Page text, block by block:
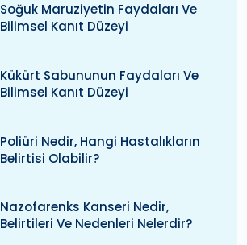
Soğuk Maruziyetin Faydaları Ve
Bilimsel Kanıt Düzeyi
Kükürt Sabununun Faydaları Ve
Bilimsel Kanıt Düzeyi
Poliüri Nedir, Hangi Hastalıkların
Belirtisi Olabilir?
Nazofarenks Kanseri Nedir,
Belirtileri Ve Nedenleri Nelerdir?